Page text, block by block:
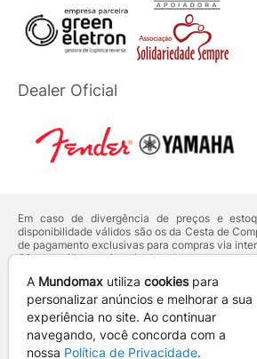
Dealer Oficial
Em caso de divergência de preços e
disponibilidade válidos são os da Cesta de
de pagamento exclusivas para compras via
Ofertas válidas até o término de nossos
deVenda Corporativa.
Os preços apresentados no site prevalecem
qualquer outro meio de comunicação ou
Defesa do Consumidor:Lei nº 8.078.
Vendas sujeitas à confirmação de dados e
A Mundomax utiliza cookiespara
personalizar anúncios e melhorar a sua
experiência no site. Ao continuar
navegando, você concorda com a
nossa Política de Privacidade.